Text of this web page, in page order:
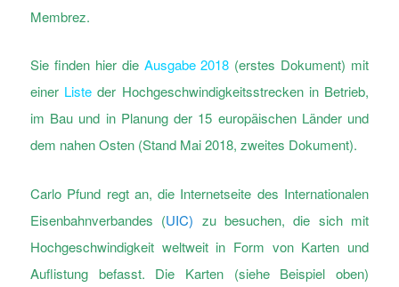
Membrez.
Sie finden hier die Ausgabe 2018 (erstes Dokument) mit
einer Liste der Hochgeschwindigkeitsstrecken in Betrieb,
im Bau und in Planung der 15 europäischen Länder und
dem nahen Osten (Stand Mai 2018, zweites Dokument).
Carlo Pfund regt an, die Internetseite des Internationalen
Eisenbahnverbandes (UIC) zu besuchen, die sich mit
Hochgeschwindigkeit weltweit in Form von Karten und
Auflistung befasst. Die Karten (siehe Beispiel oben)